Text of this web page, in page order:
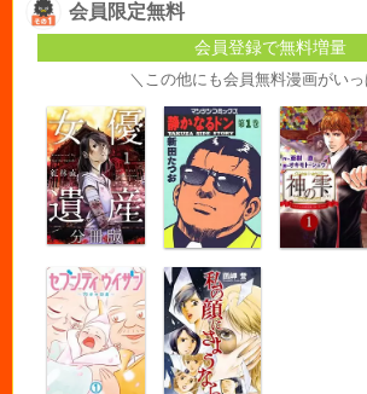
会員限定無料
会員登録で無料増量
＼この他にも会員無料漫画がいっ